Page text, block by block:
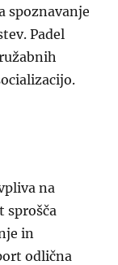
spoznavanje
Padel
na
sprošča
in
odlična